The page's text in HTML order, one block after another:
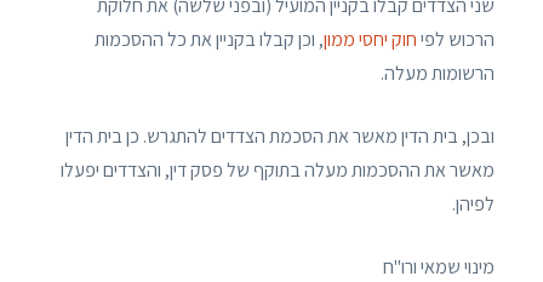
שני הצדדים קבלו בקניין המועיל (ובפני שלשה) את חלוקת
הרכוש לפיחוק יחסי ממון, וכן קבלו בקניין את כל ההסכמות
הרשומות מעלה.
ובכן, בית הדין מאשר את הסכמת הצדדים להתגרש. כן בית הדין
מאשר את ההסכמות מעלה בתוקף של פסק דין, והצדדים יפעלו
לפיהן.
מינוי שמאי ורו"ח